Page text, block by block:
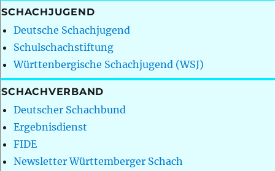
SCHACHJUGEND
Deutsche Schachjugend
Schulschachstiftung
Württenbergische Schachjugend (WSJ)
SCHACHVERBAND
Deutscher Schachbund
Ergebnisdienst
FIDE
Newsletter Württemberger Schach